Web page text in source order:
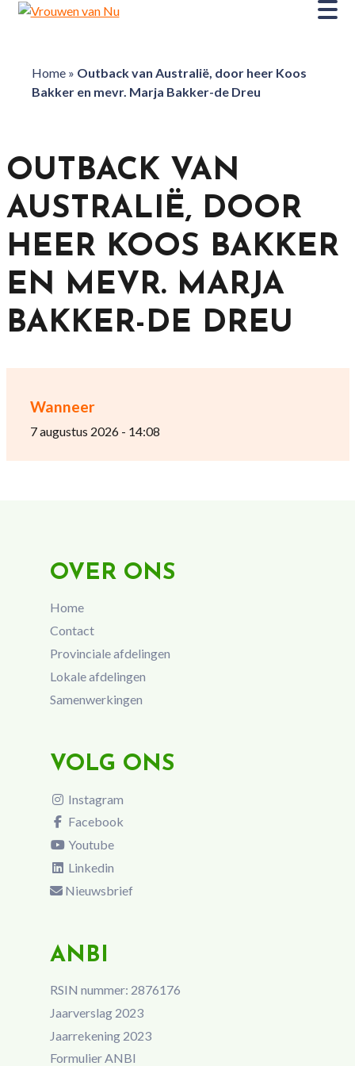
Home» Outback van Australië, door heer Koos
Bakker en mevr. Marja Bakker-de Dreu
Wanneer
7 augustus 2026 - 14:08
OUTBACK VAN
AUSTRALIË, DOOR
HEER KOOS BAKKER
EN MEVR. MARJA
BAKKER-DE DREU
OVER ONS
Home
Contact
Provinciale afdelingen
Lokale afdelingen
Samenwerkingen
VOLG ONS
Instagram
Facebook
Youtube
Linkedin
Nieuwsbrief
ANBI
RSIN nummer: 2876176
Jaarverslag 2023
Jaarrekening 2023
Formulier ANBI